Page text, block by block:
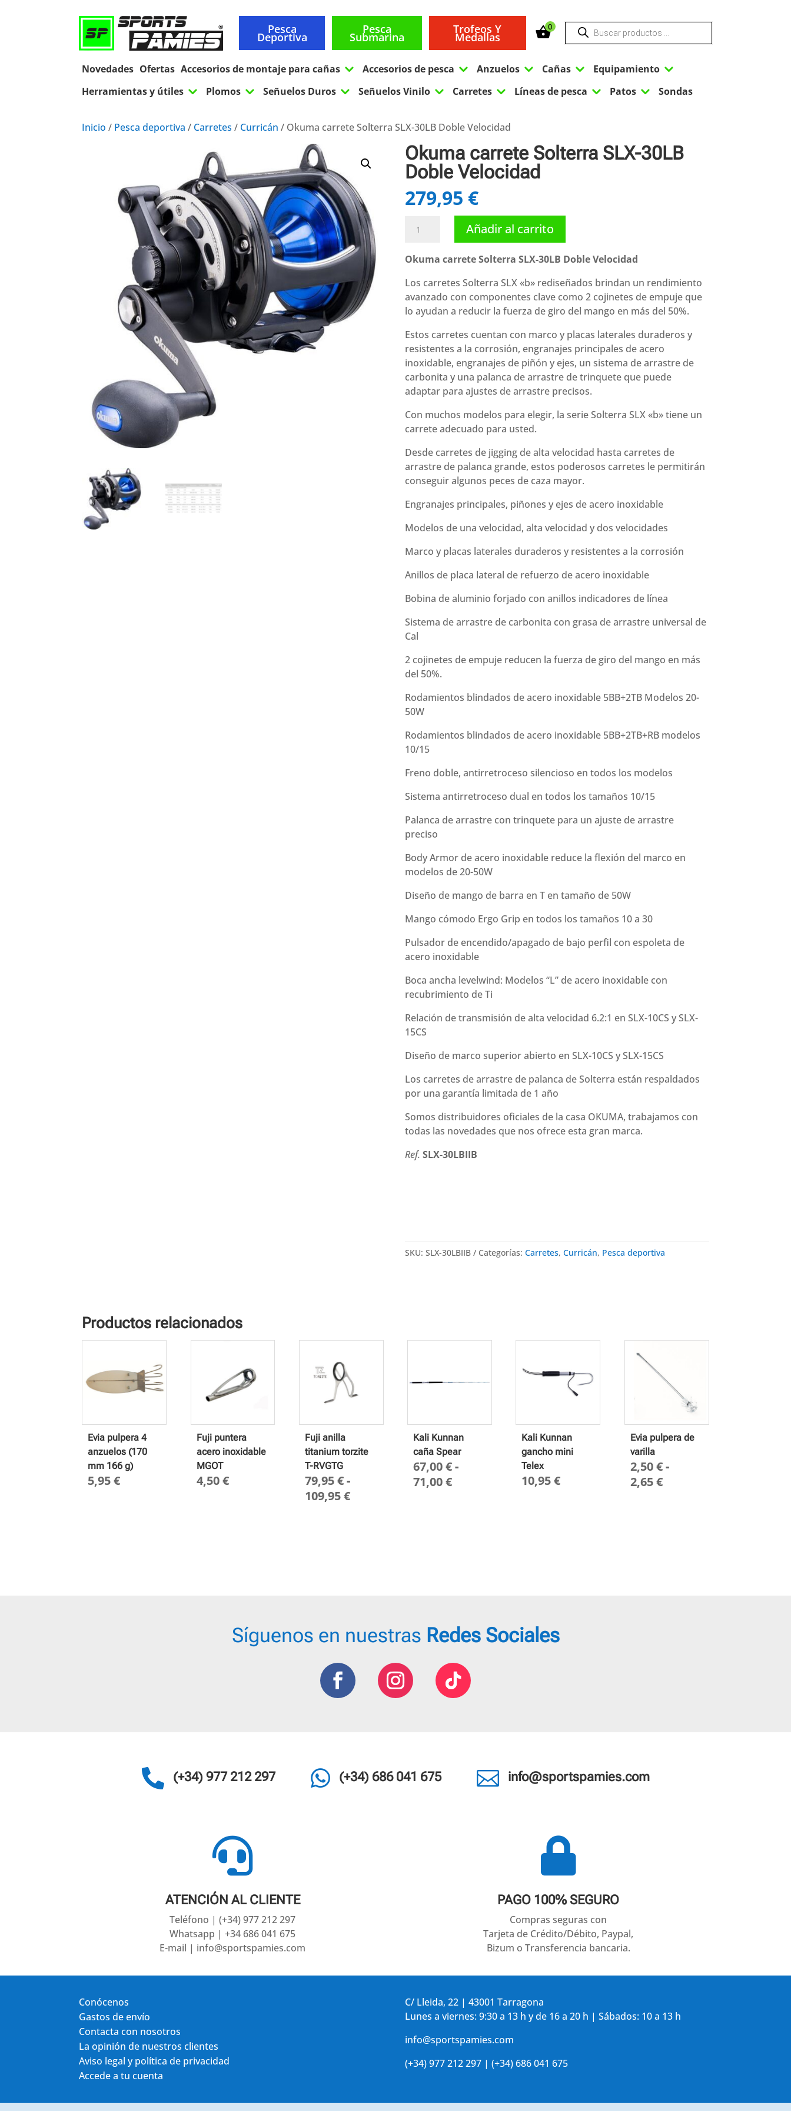
Pesca
Deportiva
Pesca
Submarina
Trofeos Y
Medallas
0 Búsqueda
productos
Novedades Ofertas Accesorios de montaje para cañas 3 Accesorios de pesca 3 Anzuelos 3 Cañas 3 Equipamiento 3
Herramientas y útiles 3 Plomos 3 Señuelos Duros 3 Señuelos Vinilo 3 Carretes 3 Líneas de pesca 3 Patos 3 Sondas
Inicio / Pesca deportiva / Carretes / Curricán / Okuma carrete Solterra SLX-30LB Doble Velocidad
Okuma carrete Solterra SLX-30LB
Doble Velocidad
279,95 €
carrete
SLX-
30LB
Doble
Velocidad
cantidad
Añadir al carrito
Okuma carrete Solterra SLX-30LB Doble Velocidad
Los carretes Solterra SLX «b» rediseñados brindan un rendimiento
avanzado con componentes clave como 2 cojinetes de empuje que
lo ayudan a reducir la fuerza de giro del mango en más del 50%.
Estos carretes cuentan con marco y placas laterales duraderos y
resistentes a la corrosión, engranajes principales de acero
inoxidable, engranajes de piñón y ejes, un sistema de arrastre de
carbonita y una palanca de arrastre de trinquete que puede
adaptar para ajustes de arrastre precisos.
Con muchos modelos para elegir, la serie Solterra SLX «b» tiene un
carrete adecuado para usted.
Desde carretes de jigging de alta velocidad hasta carretes de
arrastre de palanca grande, estos poderosos carretes le permitirán
conseguir algunos peces de caza mayor.
Engranajes principales, piñones y ejes de acero inoxidable
Modelos de una velocidad, alta velocidad y dos velocidades
Marco y placas laterales duraderos y resistentes a la corrosión
Anillos de placa lateral de refuerzo de acero inoxidable
Bobina de aluminio forjado con anillos indicadores de línea
Sistema de arrastre de carbonita con grasa de arrastre universal de
Cal
2 cojinetes de empuje reducen la fuerza de giro del mango en más
del 50%.
Rodamientos blindados de acero inoxidable 5BB+2TB Modelos 20-
50W
Rodamientos blindados de acero inoxidable 5BB+2TB+RB modelos
10/15
Freno doble, antirretroceso silencioso en todos los modelos
Sistema antirretroceso dual en todos los tamaños 10/15
Palanca de arrastre con trinquete para un ajuste de arrastre
preciso
Body Armor de acero inoxidable reduce la flexión del marco en
modelos de 20-50W
Diseño de mango de barra en T en tamaño de 50W
Mango cómodo Ergo Grip en todos los tamaños 10 a 30
Pulsador de encendido/apagado de bajo perfil con espoleta de
acero inoxidable
Boca ancha levelwind: Modelos “L” de acero inoxidable con
recubrimiento de Ti
Relación de transmisión de alta velocidad 6.2:1 en SLX-10CS y SLX-
15CS
Diseño de marco superior abierto en SLX-10CS y SLX-15CS
Los carretes de arrastre de palanca de Solterra están respaldados
por una garantía limitada de 1 año
Somos distribuidores oficiales de la casa OKUMA, trabajamos con
todas las novedades que nos ofrece esta gran marca.
Ref. SLX-30LBIIB
SKU: SLX-30LBIIB Categorías: Carretes, Curricán, Pesca deportiva
Productos relacionados
Evia pulpera 4
anzuelos (170
mm 166 g)
5,95€
Fuji puntera
acero inoxidable
MGOT
4,50€
Fuji anilla
titanium torzite
T-RVGTG
79,95€-
109,95€Rango
Kali Kunnan
caña Spear
67,00€-
71,00€Rango
Kali Kunnan
gancho mini
Telex
10,95€
Evia pulpera de
varilla
2,50€-
2,65€Rango
Síguenos en nuestras Redes Sociales
 (+34) 977 212 297  (+34) 686 041 675  info@sportspamies.com

ATENCIÓN AL CLIENTE
Teléfono | (+34) 977 212 297
Whatsapp | +34 686 041 675
E-mail | info@sportspamies.com

PAGO 100% SEGURO
Compras seguras con
Tarjeta de Crédito/Débito, Paypal,
Bizum o Transferencia bancaria.
Conócenos
Gastos de envío
Contacta con nosotros
La opinión de nuestros clientes
Aviso legal y política de privacidad
Accede a tu cuenta
C/ Lleida, 22 | 43001 Tarragona
Lunes a viernes: 9:30 a 13 h y de 16 a 20 h | Sábados: 10 a 13 h
info@sportspamies.com
(+34) 977 212 297 | (+34) 686 041 675